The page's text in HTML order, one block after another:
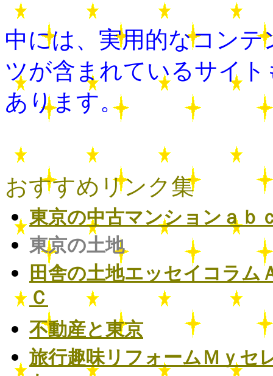
中には、実用的なコンテ
ツが含まれているサイト
あります。
おすすめリンク集
東京の中古マンションａｂ
東京の土地
田舎の土地エッセイコラム
Ｃ
不動産と東京
旅行趣味リフォームＭｙセ